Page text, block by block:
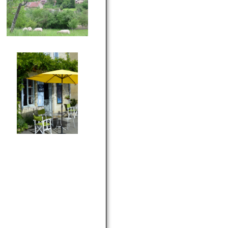
Journans
×
+
−
Leaflet| ©
OpenStreetMap©
Mapbox